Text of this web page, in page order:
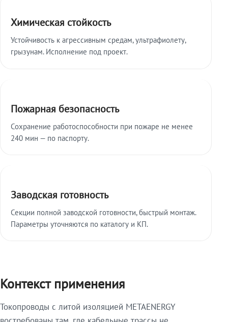
Химическая стойкость
Устойчивость к агрессивным средам, ультрафиолету,
грызунам. Исполнение под проект.
Пожарная безопасность
Сохранение работоспособности при пожаре не менее
240 мин — по паспорту.
Заводская готовность
Секции полной заводской готовности, быстрый монтаж.
Параметры уточняются по каталогу и КП.
Контекст применения
Токопроводы с литой изоляцией METAENERGY